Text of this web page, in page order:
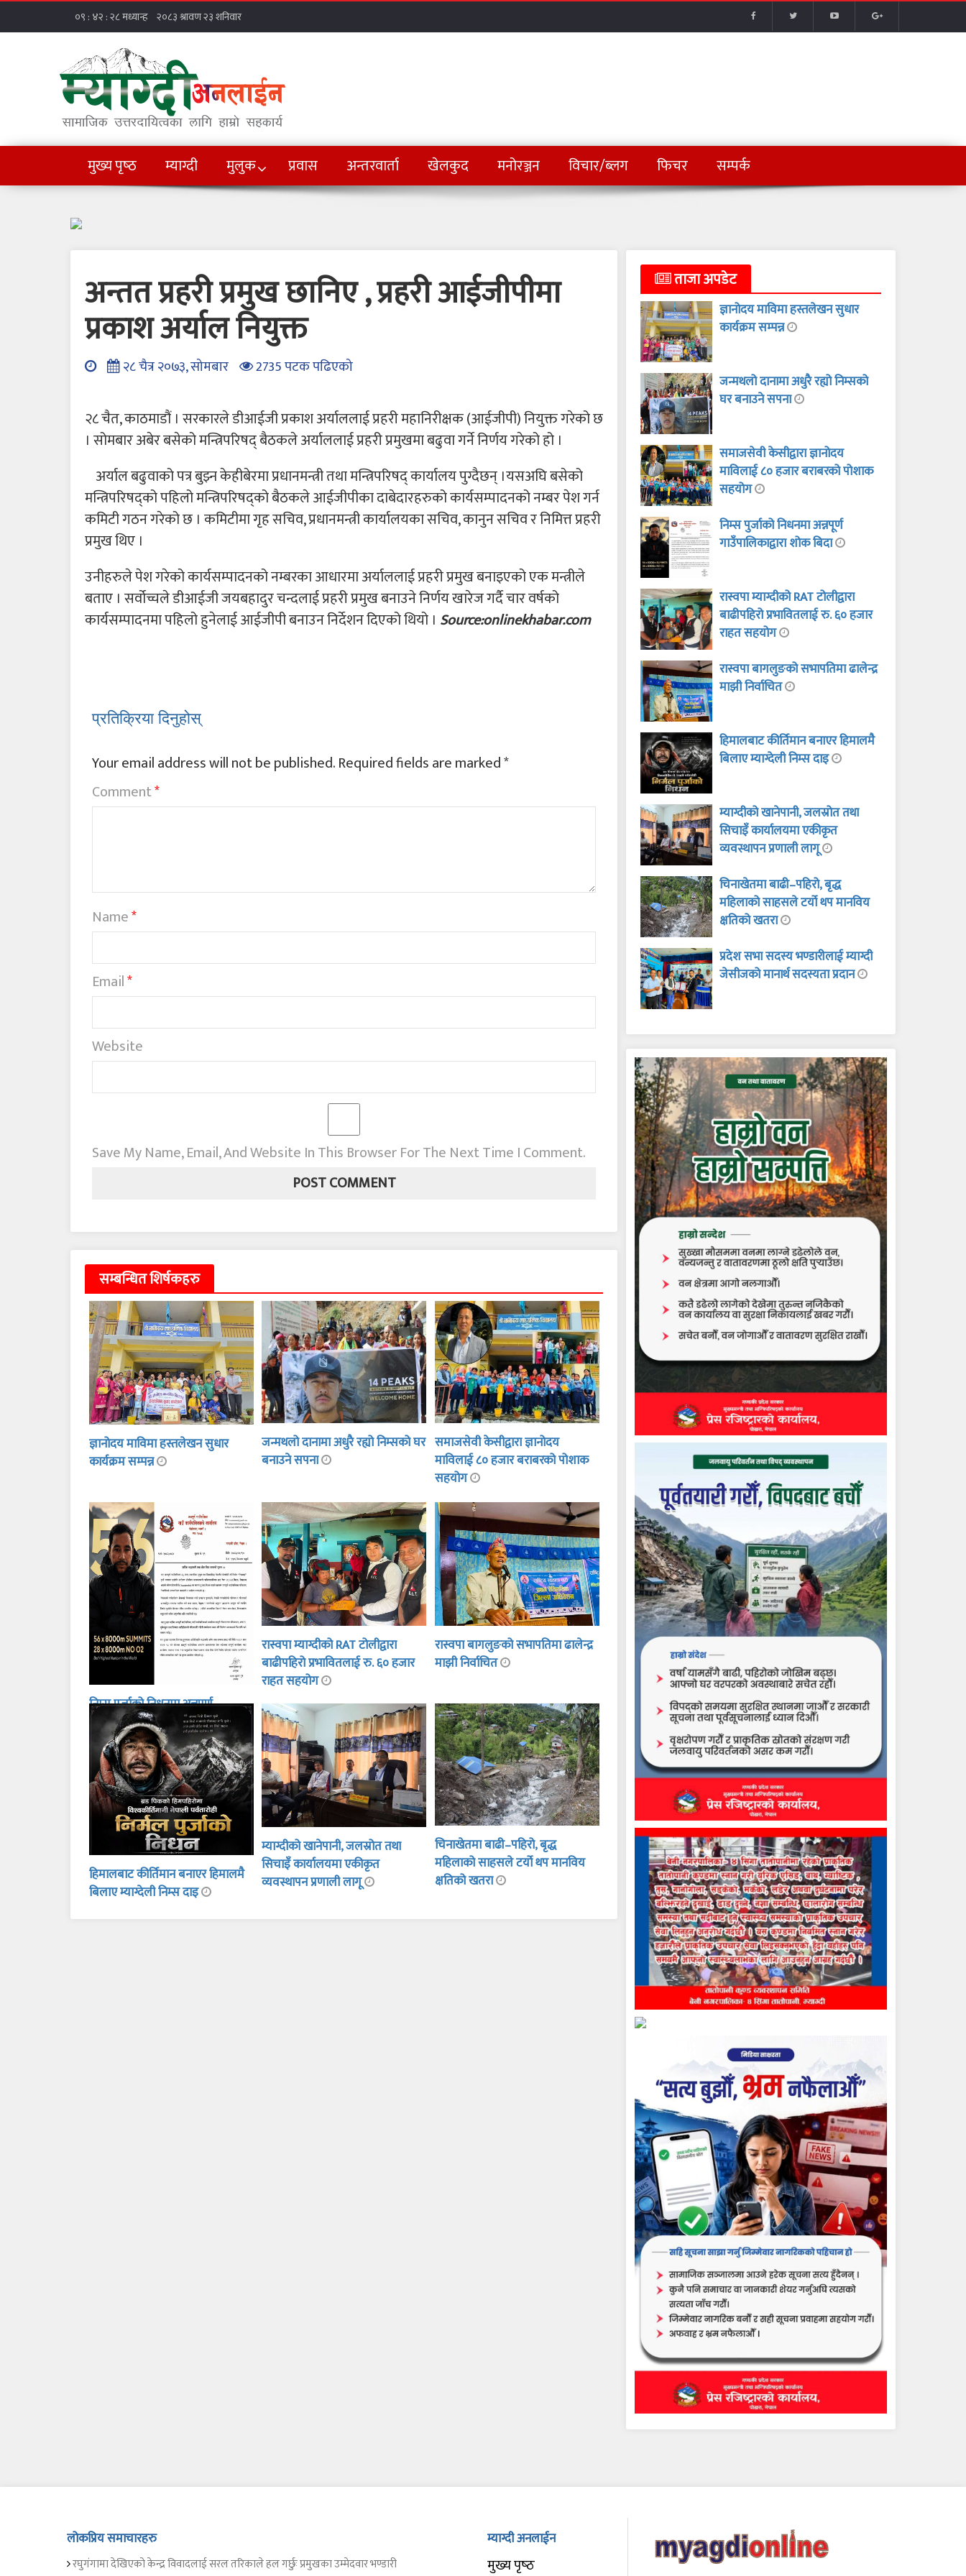
मुख्य पृष्‍ठ म्याग्दी मुलुक प्रवास अन्तरवार्ता खेलकुद मनोरञ्जन विचार/ब्लग फिचर सम्पर्क
अन्तत प्रहरी प्रमुख छानिए , प्रहरी आईजीपीमा
प्रकाश अर्याल नियुक्त
२८ चैत्र २०७३, सोमबार 2735 पटक पढिएको
२८ चैत, काठमाडौं । सरकारले डीआईजी प्रकाश अर्याललाई प्रहरी महानिरीक्षक (आईजीपी) नियुक्त गरेको छ
। सोमबार अबेर बसेको मन्त्रिपरिषद् बैठकले अर्याललाई प्रहरी प्रमुखमा बढुवा गर्ने निर्णय गरेको हो ।
अर्याल बढुवाको पत्र बुझ्न केहीबेरमा प्रधानमन्त्री तथा मन्त्रिपरिषद् कार्यालय पुग्दैछन् ।यसअघि बसेको
मन्त्रिपरिषद्को पहिलो मन्त्रिपरिषद्को बैठकले आईजीपीका दाबेदारहरुको कार्यसम्पादनको नम्बर पेश गर्न
कमिटी गठन गरेको छ । कमिटीमा गृह सचिव, प्रधानमन्त्री कार्यालयका सचिव, कानुन सचिव र निमित्त प्रहरी
प्रमुख थिए ।
उनीहरुले पेश गरेको कार्यसम्पादनको नम्बरका आधारमा अर्याललाई प्रहरी प्रमुख बनाइएको एक मन्त्रीले
बताए । सर्वोच्चले डीआईजी जयबहादुर चन्दलाई प्रहरी प्रमुख बनाउने निर्णय खारेज गर्दै चार वर्षको
कार्यसम्पादनमा पहिलो हुनेलाई आईजीपी बनाउन निर्देशन दिएको थियो । Source:onlinekhabar.com
प्रतिक्रिया दिनुहोस्
Your email address will not be published.Required fields are marked*
Comment*
Name*
Email*
Website
Save My Name, Email, And Website In This Browser For The Next Time I Comment.
सम्बन्धित शिर्षकहरु
ज्ञानोदय माविमा हस्तलेखन सुधार
कार्यक्रम सम्पन्न
जन्मथलो दानामा अधुरै रह्यो निम्सको घर
बनाउने सपना
समाजसेवी केसीद्वारा ज्ञानोदय
माविलाई ८० हजार बराबरको पोशाक
सहयोग
निम्स पुर्जाको निधनमा अन्नपूर्ण
गाउँपालिकाद्वारा शोक बिदा
रास्वपा म्याग्दीको RAT टोलीद्वारा
बाढीपहिरो प्रभावितलाई रु. ६० हजार
राहत सहयोग
रास्वपा बागलुङको सभापतिमा ढालेन्द्र
माझी निर्वाचित
हिमालबाट कीर्तिमान बनाएर हिमालमै
बिलाए म्याग्देली निम्स दाइ
म्याग्दीको खानेपानी, जलस्रोत तथा
सिचाइँ कार्यालयमा एकीकृत
व्यवस्थापन प्रणाली लागू
चिनाखेतमा बाढी–पहिरो, बृद्ध
महिलाको साहसले टर्यो थप मानविय
क्षतिको खतरा
ताजा अपडेट
ज्ञानोदय माविमा हस्तलेखन सुधार
कार्यक्रम सम्पन्न
जन्मथलो दानामा अधुरै रह्यो निम्सको
घर बनाउने सपना
समाजसेवी केसीद्वारा ज्ञानोदय
माविलाई ८० हजार बराबरको पोशाक
सहयोग
निम्स पुर्जाको निधनमा अन्नपूर्ण
गाउँपालिकाद्वारा शोक बिदा
रास्वपा म्याग्दीको RAT टोलीद्वारा
बाढीपहिरो प्रभावितलाई रु. ६० हजार
राहत सहयोग
रास्वपा बागलुङको सभापतिमा ढालेन्द्र
माझी निर्वाचित
हिमालबाट कीर्तिमान बनाएर हिमालमै
बिलाए म्याग्देली निम्स दाइ
म्याग्दीको खानेपानी, जलस्रोत तथा
सिचाइँ कार्यालयमा एकीकृत
व्यवस्थापन प्रणाली लागू
चिनाखेतमा बाढी–पहिरो, बृद्ध
महिलाको साहसले टर्यो थप मानविय
क्षतिको खतरा
प्रदेश सभा सदस्य भण्डारीलाई म्याग्दी
जेसीजको मानार्थ सदस्यता प्रदान
लोकप्रिय समाचारहरु
रघुगंगामा देखिएको केन्द्र विवादलाई सरल तरिकाले हल गर्छुः प्रमुखका उम्मेदवार भण्डारी
म्याग्दी अनलाईन
मुख्य पृष्‍ठ